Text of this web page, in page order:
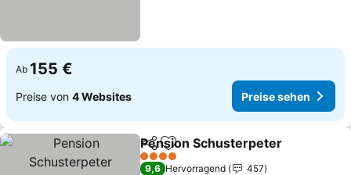
Ab 155 €
Preise von 4 Websites Preise sehen
TeilenZu Favoriten hinzufügen
Pension Schusterpeter
4 Sterne
9,6 Hervorragend
457